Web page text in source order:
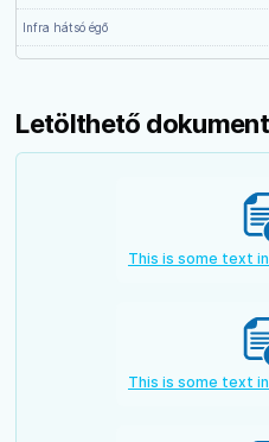
Infra hátsó égő
Letölthető
This is some text
This is some text